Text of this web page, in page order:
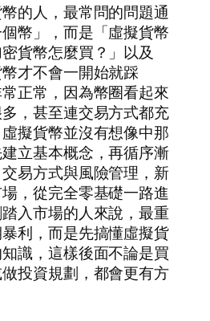
的人，最常問的問題通
幣」，而是「虛擬貨幣
貨幣怎麼買？」以及
幣才不會一開始就踩
正常，因為幣圈看起來
，甚至連交易方式都充
擬貨幣並沒有想像中那
立基本概念，再循序漸
易方式與風險管理，新
，從完全零基礎一路進
入市場的人來說，最重
利，而是先搞懂虛擬貨
識，這樣後面不論是買
投資規劃，都會更有方